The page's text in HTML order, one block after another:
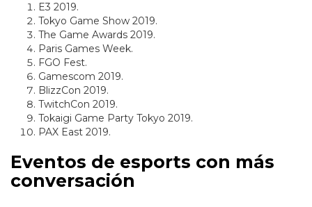
E3 2019.
Tokyo Game Show 2019.
The Game Awards 2019.
Paris Games Week.
FGO Fest.
Gamescom 2019.
BlizzCon 2019.
TwitchCon 2019.
Tokaigi Game Party Tokyo 2019.
PAX East 2019.
Eventos de esports con más
conversación